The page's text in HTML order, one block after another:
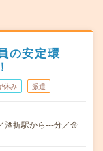
の安定環
休み 派遣
酒折駅から---分／金